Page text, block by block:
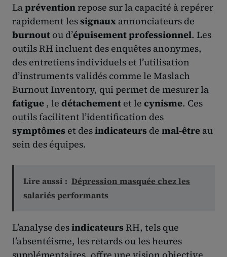
Lapréventionrepose sur la capacité à repérer
rapidement lessignaux annonciateurs de
burnout ou d’épuisement professionnel. Les
outils RH incluent des enquêtes anonymes,
des entretiens individuels et l’utilisation
d’instruments validés comme le Maslach
Burnout Inventory, qui permet de mesurer la
fatigue , le détachement et le cynisme. Ces
outils facilitent l’identification des
symptômes et desindicateurs de mal-être au
sein des équipes.
Lire aussi : Dépression masquée chez les
salariés performants
L’analyse desindicateursRH, tels que
l’absentéisme, les retards ou les heures